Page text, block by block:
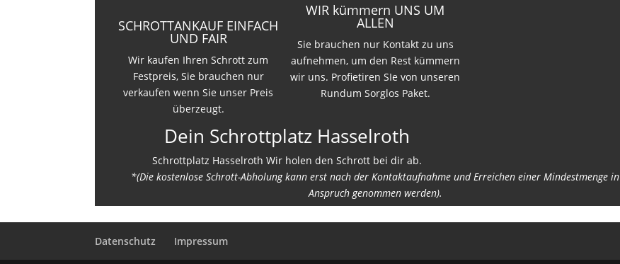
SCHROTTANKAUF EINFACH
UND FAIR
Wir kaufen Ihren Schrott zum
Festpreis, Sie brauchen nur
verkaufen wenn Sie unser Preis
überzeugt.
WIR kümmern UNS UM
ALLEN
Sie brauchen nur Kontakt zu uns
aufnehmen, um den Rest kümmern
wir uns. Profietiren SIe von unseren
Rundum Sorglos Paket.
Dein Schrottplatz Hasselroth
Schrottplatz Hasselroth Wir holen den Schrott bei dir ab.
*(Die kostenlose Schrott-Abholung kann erst nach der Kontaktaufnahme und Erreichen einer Mindestmenge in
Anspruch genommen werden).
Datenschutz Impressum